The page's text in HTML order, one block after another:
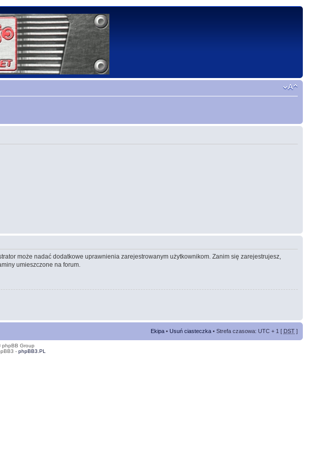
może nadać dodatkowe uprawnienia zarejestrowanym użytkownikom. Zanim się zarejestrujesz,
umieszczone na forum.
Ekipa • Usuń ciasteczka • Strefa czasowa: UTC + 1 [ DST ]
phpBB Group
- phpBB3.PL